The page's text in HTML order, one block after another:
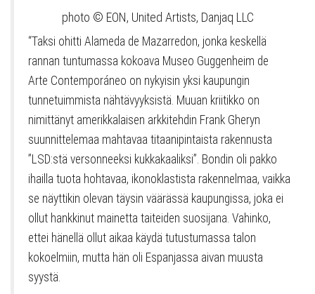
photo © EON, United Artists, Danjaq LLC
“Taksi ohitti Alameda de Mazarredon, jonka keskellä
rannan tuntumassa kokoava Museo Guggenheim de
Arte Contemporáneo on nykyisin yksi kaupungin
tunnetuimmista nähtävyyksistä. Muuan kriitikko on
nimittänyt amerikkalaisen arkkitehdin Frank Gheryn
suunnittelemaa mahtavaa titaanipintaista rakennusta
”LSD:stä versonneeksi kukkakaaliksi”. Bondin oli pakko
ihailla tuota hohtavaa, ikonoklastista rakennelmaa, vaikka
se näyttikin olevan täysin väärässä kaupungissa, joka ei
ollut hankkinut mainetta taiteiden suosijana. Vahinko,
ettei hänellä ollut aikaa käydä tutustumassa talon
kokoelmiin, mutta hän oli Espanjassa aivan muusta
syystä.